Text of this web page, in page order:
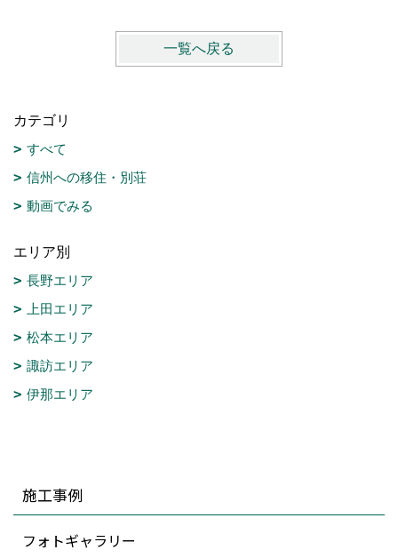
一覧へ戻る
カテゴリ
すべて
信州への移住・別荘
動画でみる
エリア別
長野エリア
上田エリア
松本エリア
諏訪エリア
伊那エリア
施工事例
フォトギャラリー